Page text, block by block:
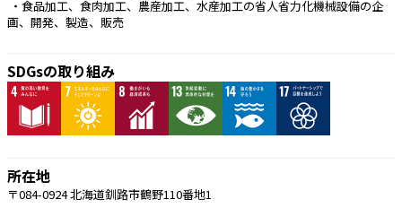
画、開発、製造、販売
SDGsの取り組み
所在地
〒084-0924 北海道釧路市鶴野110番地1